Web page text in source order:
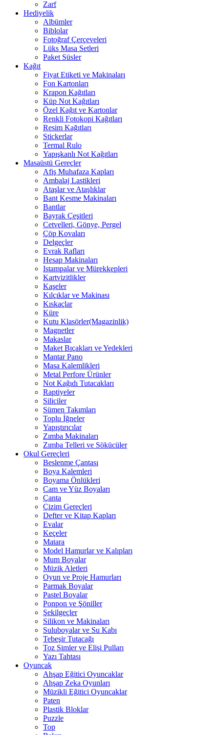
Zarf
Hediyelik
Albümler
Biblolar
Fotoğraf Çerçeveleri
Lüks Masa Setleri
Paket Süsler
Kağıt
Fiyat Etiketi ve Makinaları
Fon Kartonları
Krapon Kağıtları
Küp Not Kağıtları
Özel Kağıt ve Kartonlar
Renkli Fotokopi Kağıtları
Resim Kağıtları
Stickerlar
Termal Rulo
Yapışkanlı Not Kağıtları
Masaüstü Gereçler
Afiş Muhafaza Kapları
Ambalaj Lastikleri
Ataşlar ve Ataşlıklar
Bant Kesme Makinaları
Bantlar
Bayrak Çeşitleri
Cetvelleri, Gönye, Pergel
Çöp Kovaları
Delgeçler
Evrak Rafları
Hesap Makinaları
Istampalar ve Mürekkepleri
Kartvizitlikler
Kaşeler
Kılçıklar ve Makinası
Kıskaçlar
Küre
Kutu Klasörler(Magazinlik)
Magnetler
Makaslar
Maket Bıçakları ve Yedekleri
Mantar Pano
Masa Kalemlikleri
Metal Perfore Ürünler
Not Kağıdı Tutacakları
Raptiyeler
Siliciler
Sümen Takımları
Toplu İğneler
Yapıştırıcılar
Zımba Makinaları
Zımba Telleri ve Sökücüler
Okul Gereçleri
Beslenme Çantası
Boya Kalemleri
Boyama Önlükleri
Cam ve Yüz Boyaları
Çanta
Çizim Gereçleri
Defter ve Kitap Kapları
Evalar
Keçeler
Matara
Model Hamurlar ve Kalıpları
Mum Boyalar
Müzik Aletleri
Oyun ve Proje Hamurları
Parmak Boyalar
Pastel Boyalar
Ponpon ve Şöniller
Şekilgeçler
Silikon ve Makinaları
Suluboyalar ve Su Kabı
Tebeşir Tutacağı
Toz Simler ve Elişi Pulları
Yazı Tahtası
Oyuncak
Ahşap Eğitici Oyuncaklar
Ahşap Zeka Oyunları
Müzikli Eğitici Oyuncaklar
Paten
Plastik Bloklar
Puzzle
Top